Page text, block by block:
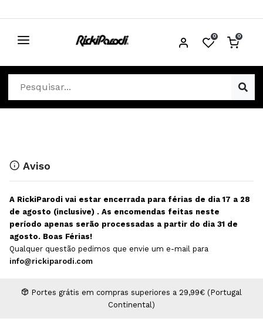
0 0
CABELO
Cosmética Capilar
Equipamentos Elétricos
Escovas e Pente
Extensões
MAN WORLD - Espaço Homem
Depilação
Descartáveis Estética
Diversos Estética
Equipamentos Depilação
Maquilhagem Profissional
Aviso
A RickiParodi vai estar encerrada para férias de dia 17 a 28
de agosto (inclusive) . As encomendas feitas neste
período apenas serão processadas a partir do dia 31 de
agosto. Boas Férias!
Qualquer questão pedimos que envie um e-mail para
info@rickiparodi.com
Portes grátis em compras superiores a 29,99€ (Portugal
Continental)